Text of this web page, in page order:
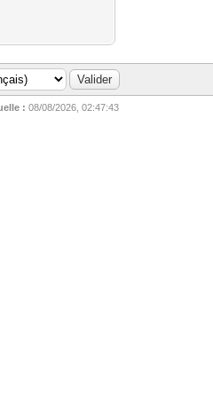
: 08/08/2026, 02:47:43